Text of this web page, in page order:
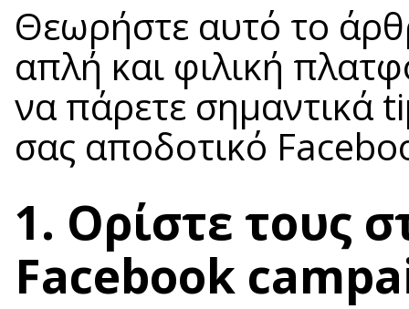
Θεωρήστε αυτό το
απλή και φιλική
να πάρετε σημαντικά
σας αποδοτικό
1. Ορίστε τους
Facebook